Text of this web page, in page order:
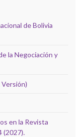
de Bolivia
la Negociación y
en la Revista
(2027).